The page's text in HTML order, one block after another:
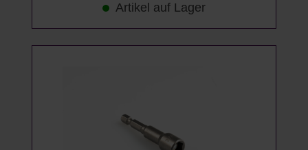
Artikel auf Lager